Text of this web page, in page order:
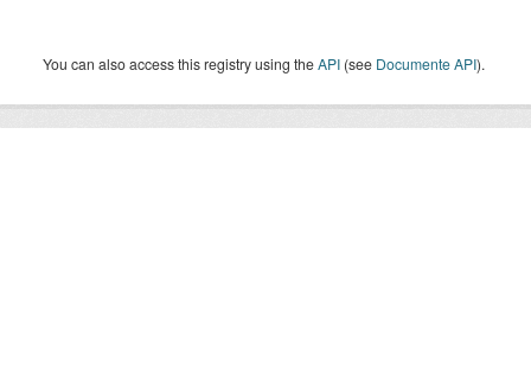
You can also access this registry using theAPI (see Documente API).